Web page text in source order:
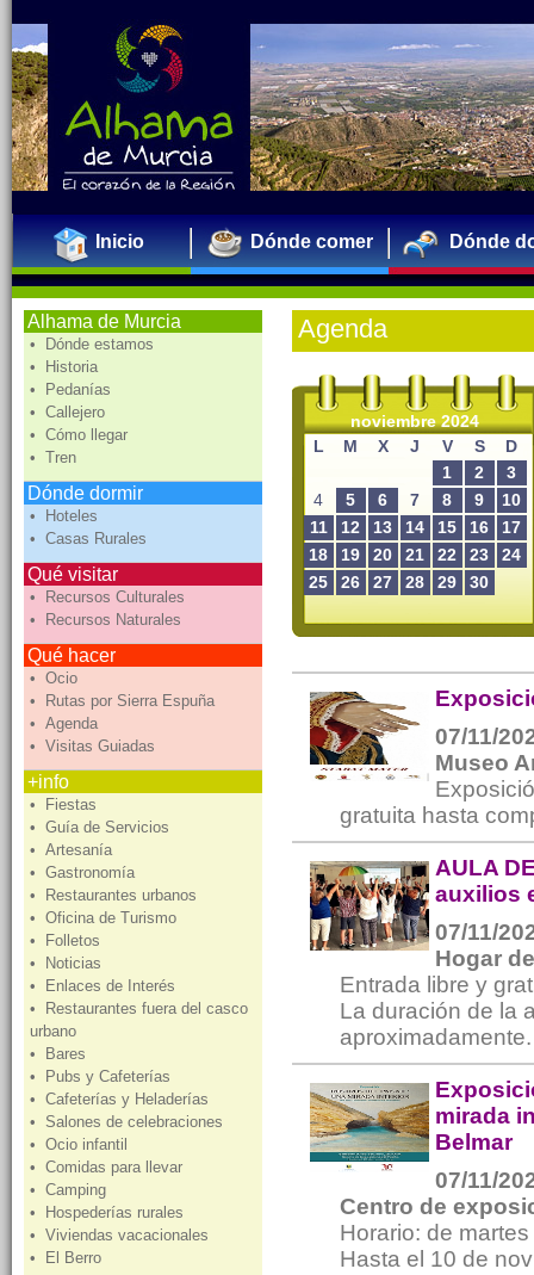
Inicio Dónde comer Dónde
Alhama de Murcia
• Dónde estamos
• Historia
• Pedanías
• Callejero
• Cómo llegar
• Tren
Dónde dormir
• Hoteles
• Casas Rurales
Qué visitar
• Recursos Culturales
• Recursos Naturales
Qué hacer
• Ocio
• Rutas por Sierra Espuña
• Agenda
• Visitas Guiadas
+info
• Fiestas
• Guía de Servicios
• Artesanía
• Gastronomía
• Restaurantes urbanos
• Oficina de Turismo
• Folletos
• Noticias
• Enlaces de Interés
• Restaurantes fuera del casco
urbano
• Bares
• Pubs y Cafeterías
• Cafeterías y Heladerías
• Salones de celebraciones
• Ocio infantil
• Comidas para llevar
• Camping
• Hospederías rurales
• Viviendas vacacionales
• El Berro
Agenda
noviembre 2024
L
M X J V S
D
1
2
3
4
5 6 7 8 9
10
11
12 13 14 15 16
17
18
19 20 21 22 23
24
25
26 27 28 29 30
07/11/
Museo
gratuita hasta
AULA
auxilios
07/11/
Hogar
Entrada libre y
La duración de la
mirada
Belmar
07/11/
Centro de
Horario: de
Hasta el 10 de